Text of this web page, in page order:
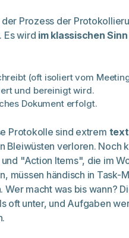
Prozess der
Es wird im klassischen
(oft isoliert vom
und bereinigt wird.
Dokument erfolgt.
Protokolle sind extrem
Bleiwüsten verloren. Noch
"Action Items", die im
müssen händisch in Task-
macht was bis wann?
oft unter, und Aufgaben